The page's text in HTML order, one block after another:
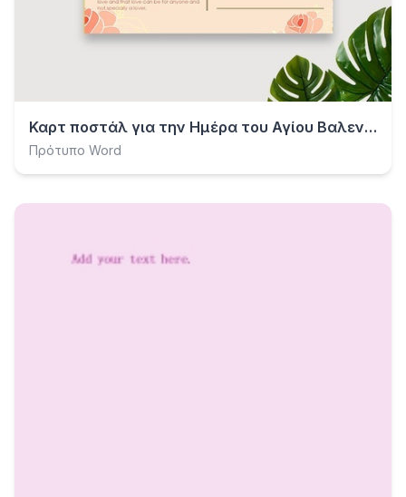
Καρτ ποστάλ για την Ημέρα του Αγίου Βαλεντίνου
Πρότυπο Word